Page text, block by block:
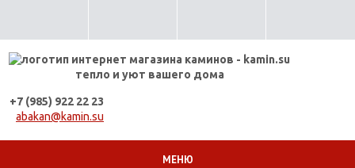
тепло и уют вашего дома
+7 (985) 922 22 23
abakan@kamin.su
МЕНЮ